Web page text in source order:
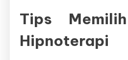
Tips
Hipnoterapi